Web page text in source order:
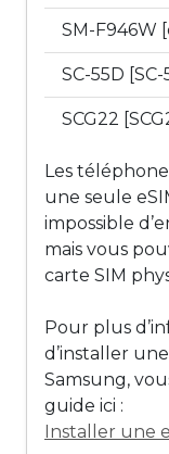
SM-F946W
SC-55D [SC-
SCG22
Les
une seule
impossible
mais vous
carte SIM
Pour plus
d’installer
Samsung,
guide ici :
Installer une